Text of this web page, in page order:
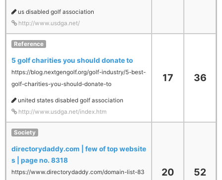
us disabled golf association
http://www.usdga.net/
Reference
5 golf charities you should donate to
https://blog.nextgengolf.org/golf-industry/5-best-
golf-charities-you-should-donate-to
united states disabled golf association
http://www.usdga.net/index.htm
17 36
Society
directorydaddy.com | few of top website
s | page no. 8318
https://www.directorydaddy.com/domain-list-83
20 52